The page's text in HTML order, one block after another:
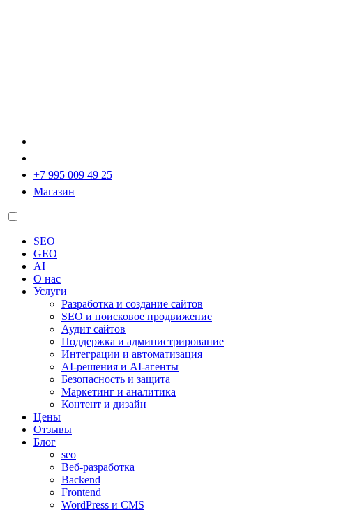
+7 995 009 49 25
Магазин
SEO
GEO
AI
О нас
Услуги
Разработка и создание сайтов
SEO и поисковое продвижение
Аудит сайтов
Поддержка и администрирование
Интеграции и автоматизация
AI-решения и AI-агенты
Безопасность и защита
Маркетинг и аналитика
Контент и дизайн
Цены
Отзывы
Блог
seo
Веб-разработка
Backend
Frontend
WordPress и CMS